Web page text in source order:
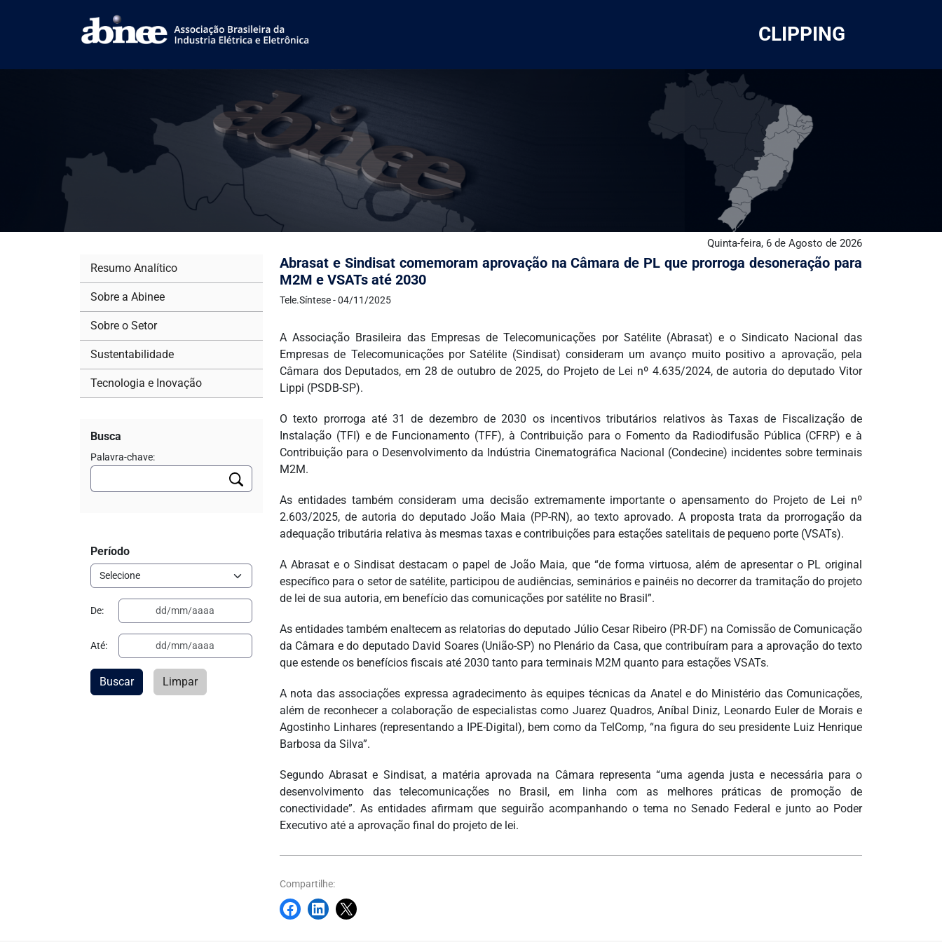
CLIPPING
Quinta-feira, 6 de Agosto de 2026
Abrasat e Sindisat comemoram aprovação na Câmara de PL que prorroga desoneração para
M2M e VSATs até 2030
Tele.Síntese - 04/11/2025
A Associação Brasileira das Empresas de Telecomunicações por Satélite (Abrasat) e o Sindicato Nacional das
Empresas de Telecomunicações por Satélite (Sindisat) consideram um avanço muito positivo a aprovação, pela
Câmara dos Deputados, em 28 de outubro de 2025, do Projeto de Lei nº 4.635/2024, de autoria do deputado Vitor
Lippi (PSDB-SP).
O texto prorroga até 31 de dezembro de 2030 os incentivos tributários relativos às Taxas de Fiscalização de
Instalação (TFI) e de Funcionamento (TFF), à Contribuição para o Fomento da Radiodifusão Pública (CFRP) e à
Contribuição para o Desenvolvimento da Indústria Cinematográfica Nacional (Condecine) incidentes sobre terminais
M2M.
As entidades também consideram uma decisão extremamente importante o apensamento do Projeto de Lei nº
2.603/2025, de autoria do deputado João Maia (PP-RN), ao texto aprovado. A proposta trata da prorrogação da
adequação tributária relativa às mesmas taxas e contribuições para estações satelitais de pequeno porte (VSATs).
A Abrasat e o Sindisat destacam o papel de João Maia, que “de forma virtuosa, além de apresentar o PL original
específico para o setor de satélite, participou de audiências, seminários e painéis no decorrer da tramitação do projeto
de lei de sua autoria, em benefício das comunicações por satélite no Brasil”.
As entidades também enaltecem as relatorias do deputado Júlio Cesar Ribeiro (PR-DF) na Comissão de Comunicação
da Câmara e do deputado David Soares (União-SP) no Plenário da Casa, que contribuíram para a aprovação do texto
que estende os benefícios fiscais até 2030 tanto para terminais M2M quanto para estações VSATs.
A nota das associações expressa agradecimento às equipes técnicas da Anatel e do Ministério das Comunicações,
além de reconhecer a colaboração de especialistas como Juarez Quadros, Aníbal Diniz, Leonardo Euler de Morais e
Agostinho Linhares (representando a IPE-Digital), bem como da TelComp, “na figura do seu presidente Luiz Henrique
Barbosa da Silva”.
Segundo Abrasat e Sindisat, a matéria aprovada na Câmara representa “uma agenda justa e necessária para o
desenvolvimento das telecomunicações no Brasil, em linha com as melhores práticas de promoção de
conectividade”. As entidades afirmam que seguirão acompanhando o tema no Senado Federal e junto ao Poder
Executivo até a aprovação final do projeto de lei.
Compartilhe:
Resumo Analítico
Sobre a Abinee
Sobre o Setor
Sustentabilidade
Tecnologia e Inovação
Busca
Palavra-chave:
Período
De:
Até:
Buscar Limpar